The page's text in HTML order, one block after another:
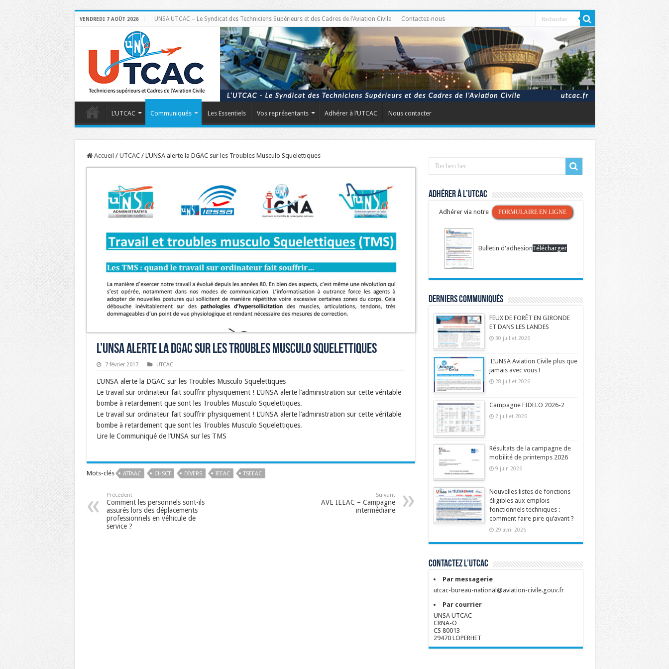
VENDREDI 7 AOÛT 2026 UNSA UTCAC – Le Syndicat des Techniciens Supérieurs et des Cadres de l’Aviation Civile Contactez-nous
L’UTCAC Communiqués Les Essentiels Vos représentants Adhérer à l’UTCAC Nous contacter
Accueil / UTCAC / L’UNSA alerte la DGAC sur les Troubles Musculo Squelettiques
L’UNSA alerte la DGAC sur les Troubles Musculo Squelettiques
7 février 2017 UTCAC
L’UNSA alerte la DGAC sur les Troubles Musculo Squelettiques
Le travail sur ordinateur fait souffrir physiquement ! L’UNSA alerte l’administration sur cette véritable
bombe à retardement que sont les Troubles Musculo Squelettiques.
Le travail sur ordinateur fait souffrir physiquement ! L’UNSA alerte l’administration sur cette véritable
bombe à retardement que sont les Troubles Musculo Squelettiques.
Lire le Communiqué de l’UNSA sur les TMS
Mots-clés ATTAAC CHSCT DIVERS IEEAC TSEEAC
Précédent
Comment les personnels sont-ils
assurés lors des déplacements
professionnels en véhicule de
service ?
Suivant
AVE IEEAC – Campagne
intermédiaire
Adhérer à l’UTCAC
Adhérer via notre FORMULAIRE EN LIGNE
Bulletin d'adhesionTélécharger
Derniers communiqués
FEUX DE FORÊT EN GIRONDE
ET DANS LES LANDES
30 juillet 2026
L’UNSA Aviation Civile plus que
jamais avec vous !
28 juillet 2026
Campagne FIDELO 2026-2
2 juillet 2026
Résultats de la campagne de
mobilité de printemps 2026
9 juin 2026
Nouvelles listes de fonctions
éligibles aux emplois
fonctionnels techniques :
comment faire pire qu’avant ?
29 avril 2026
Contactez l’UTCAC
Par messagerie
utcac-bureau-national@aviation-civile.gouv.fr
Par courrier
UNSA UTCAC
CRNA-O
CS 80013
29470 LOPERHET